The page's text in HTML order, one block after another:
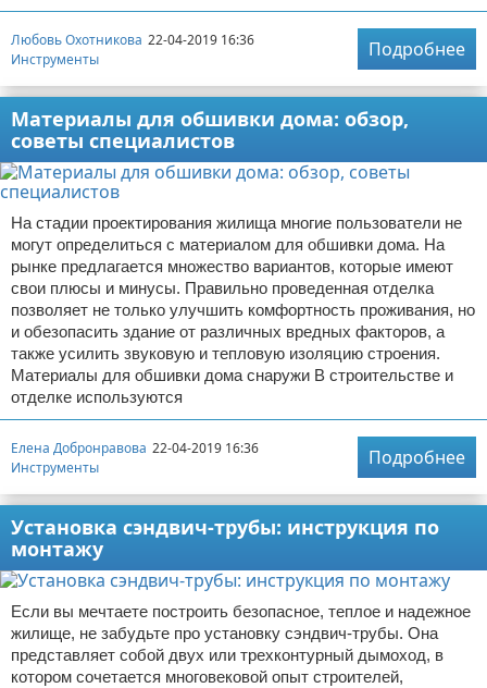
Любовь Охотникова 22-04-2019 16:36
Инструменты
Подробнее
Материалы для обшивки дома: обзор,
советы специалистов
На стадии проектирования жилища многие пользователи не
могут определиться с материалом для обшивки дома. На
рынке предлагается множество вариантов, которые имеют
свои плюсы и минусы. Правильно проведенная отделка
позволяет не только улучшить комфортность проживания, но
и обезопасить здание от различных вредных факторов, а
также усилить звуковую и тепловую изоляцию строения.
Материалы для обшивки дома снаружи В строительстве и
отделке используются
Елена Добронравова 22-04-2019 16:36
Инструменты
Подробнее
Установка сэндвич-трубы: инструкция по
монтажу
Если вы мечтаете построить безопасное, теплое и надежное
жилище, не забудьте про установку сэндвич-трубы. Она
представляет собой двух или трехконтурный дымоход, в
котором сочетается многовековой опыт строителей,